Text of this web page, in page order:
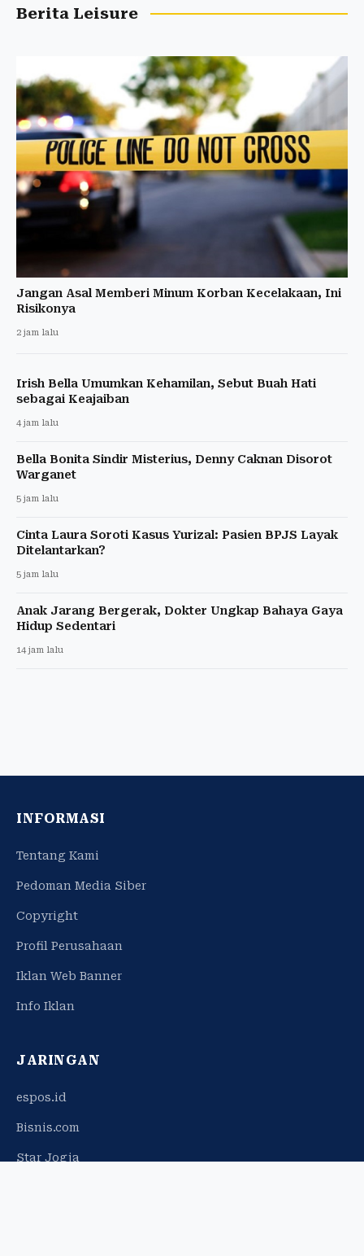
Berita Leisure
Jangan Asal Memberi Minum Korban Kecelakaan, Ini
Risikonya
2 jam lalu
Irish Bella Umumkan Kehamilan, Sebut Buah Hati
sebagai Keajaiban
4 jam lalu
Bella Bonita Sindir Misterius, Denny Caknan Disorot
Warganet
5 jam lalu
Cinta Laura Soroti Kasus Yurizal: Pasien BPJS Layak
Ditelantarkan?
5 jam lalu
Anak Jarang Bergerak, Dokter Ungkap Bahaya Gaya
Hidup Sedentari
14 jam lalu
INFORMASI
Tentang Kami
Pedoman Media Siber
Copyright
Profil Perusahaan
Iklan Web Banner
Info Iklan
JARINGAN
espos.id
Bisnis.com
Star Jogja